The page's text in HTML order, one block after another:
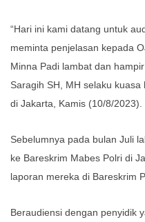
“Hari ini kami datang untuk
meminta penjelasan kepada
Minna Padi lambat dan
Saragih SH, MH selaku
di Jakarta, Kamis (10/8/2023).
Sebelumnya pada bulan Juli
ke Bareskrim Mabes Polri di
laporan mereka di Bareskrim
Beraudiensi dengan penyidik